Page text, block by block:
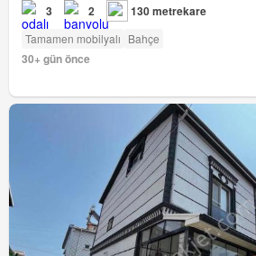
3 2 130 metrekare
Tamamen mobilyalı Bahçe
30+ gün önce